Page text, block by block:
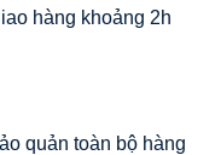
hàng khoảng 2h
quản toàn bộ hàng